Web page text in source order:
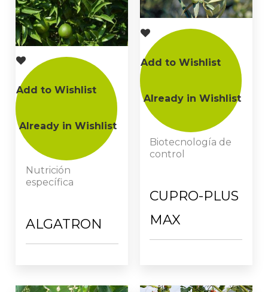
Add to Wishlist
Already in Wishlist
Nutrición
específica
ALGATRON
Add to Wishlist
Already in Wishlist
Biotecnología de
control
CUPRO-PLUS
MAX